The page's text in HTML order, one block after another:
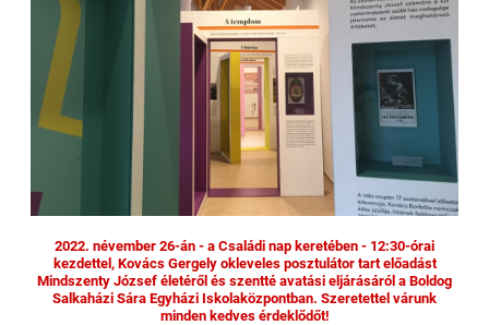
2022. névember 26-án - a Családi nap keretében - 12:30-órai
kezdettel, Kovács Gergely okleveles posztulátor tart előadást
Mindszenty József életéről és szentté avatási eljárásáról a Boldog
Salkaházi Sára Egyházi Iskolaközpontban. Szeretettel várunk
minden kedves érdeklődőt!